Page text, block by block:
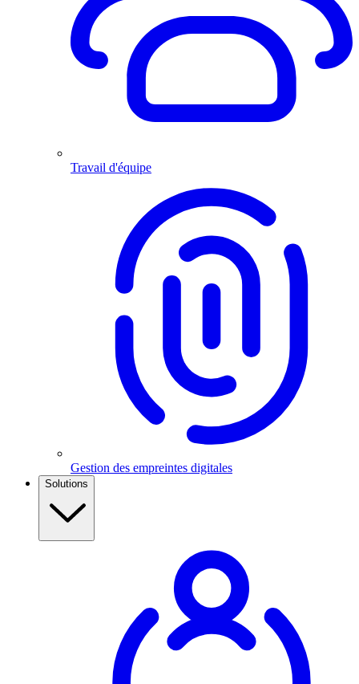
Travail d'équipe
Gestion des empreintes digitales
Solutions